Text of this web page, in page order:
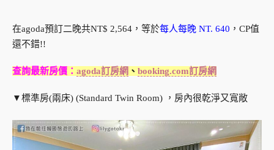
在agoda預訂二晚共NT$ 2,564，等於每人每晚 NT. 640 ，CP值
還不錯!!
查詢最新房價： agoda訂房網 、 booking.com訂房網
▼標準房(兩床) (Standard Twin Room) ，房內很乾淨又寬敞